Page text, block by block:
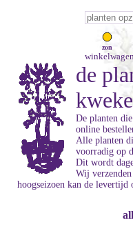
zon
de
De planten
online
Alle planten
voorradig op
Dit wordt
Wij
hoogseizoen kan de levertijd